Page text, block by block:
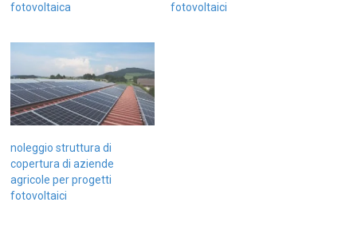
fotovoltaica
fotovoltaici
noleggio struttura di
copertura di aziende
agricole per progetti
fotovoltaici